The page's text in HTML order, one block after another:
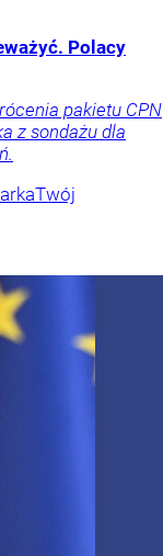
Polacy
pakietu CPN
z sondażu dla
Twój